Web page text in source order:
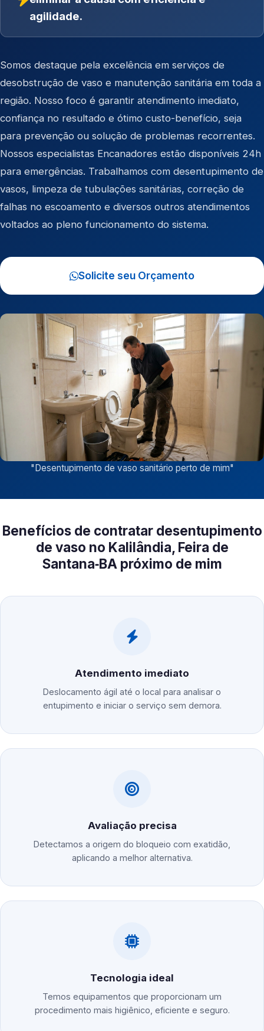
agilidade.
Somos destaque pela excelência em serviços de
desobstrução de vaso e manutenção sanitária em toda a
região. Nosso foco é garantir atendimento imediato,
confiança no resultado e ótimo custo-benefício, seja
para prevenção ou solução de problemas recorrentes.
Nossos especialistas Encanadores estão disponíveis 24h
para emergências. Trabalhamos com desentupimento de
vasos, limpeza de tubulações sanitárias, correção de
falhas no escoamento e diversos outros atendimentos
voltados ao pleno funcionamento do sistema.
Solicite seu Orçamento
"Desentupimento de vaso sanitário perto de mim"
Benefícios de contratar desentupimento
de vaso no Kalilândia, Feira de
Santana‑BA próximo de mim
Atendimento imediato
Deslocamento ágil até o local para analisar o
entupimento e iniciar o serviço sem demora.
Avaliação precisa
Detectamos a origem do bloqueio com exatidão,
aplicando a melhor alternativa.
Tecnologia ideal
Temos equipamentos que proporcionam um
procedimento mais higiênico, eficiente e seguro.